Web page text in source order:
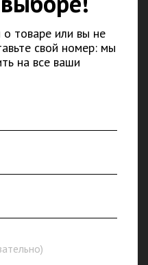
о товаре или вы не
свой номер: мы
на все ваши